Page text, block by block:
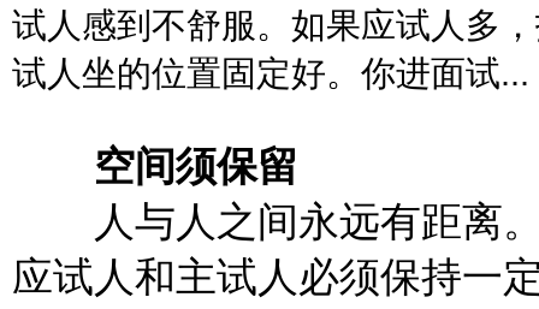
试人感到不舒服。如果应试人多
试人坐的位置固定好。你进面试...
空间须保留
人与人之间永远有距离。
应试人和主试人必须保持一